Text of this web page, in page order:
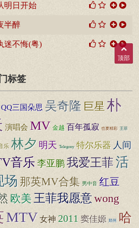
明日开始
半醉
迷不悔(粤)
标签
QQ三国朵思 吴奇隆 巨星 朴
演唱会 MV 金越 百年孤寂 也要精彩 王菲
乐 林夕 明天 Telegony 特尔乐器 人间
音乐 李亚鹏 我爱王菲活
场 那英MV合集 男中音 红豆
欧美王菲我愿意wong
MTV 女神 2011 窦佳嫄 郑州 哈
顶部